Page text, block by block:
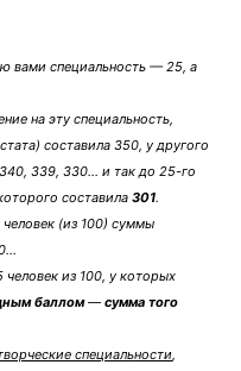
вами специальность — 25, а
на эту специальность,
составила 350, у другого
339, 330… и так до 25-го
составила 301.
(из 100) суммы
человек из 100, у которых
баллом— сумма того
специальности,